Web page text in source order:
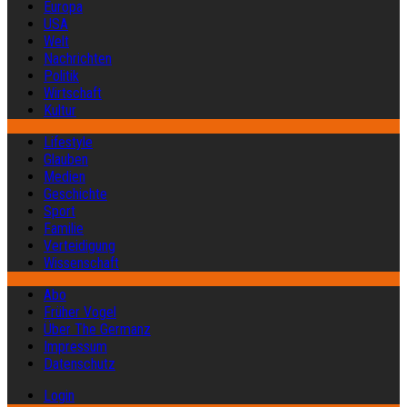
Europa
USA
Welt
Nachrichten
Politik
Wirtschaft
Kultur
Lifestyle
Glauben
Medien
Geschichte
Sport
Familie
Verteidigung
Wissenschaft
Abo
Früher Vogel
Über The Germanz
Impressum
Datenschutz
Login